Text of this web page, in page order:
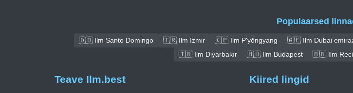
Populaarsed
🇩🇴 Ilm Santo Domingo 🇹🇷 Ilm İzmir 🇰🇵 Ilm P'yŏngyang 🇦🇪 Ilm Dubai
🇹🇷 Ilm Diyarbakır
🇭🇺 Ilm Budapest 🇧🇷 Ilm
Teave Ilm.best Kiired lingid